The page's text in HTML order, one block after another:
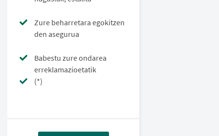
Zure beharretara egokitzen
den asegurua
Babestu zure ondarea
erreklamazioetatik
(*)